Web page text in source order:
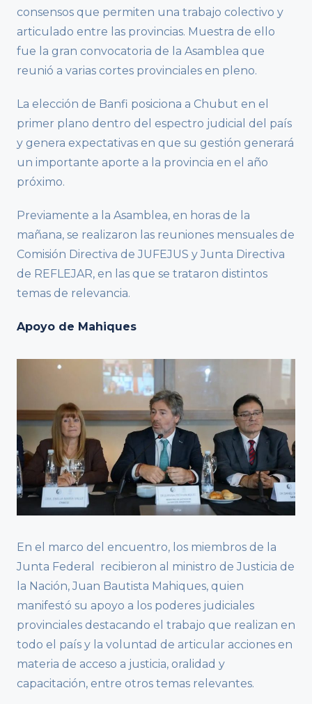
consensos que permiten una trabajo colectivo y
articulado entre las provincias. Muestra de ello
fue la gran convocatoria de la Asamblea que
reunió a varias cortes provinciales en pleno.
La elección de Banfi posiciona a Chubut en el
primer plano dentro del espectro judicial del país
y genera expectativas en que su gestión generará
un importante aporte a la provincia en el año
próximo.
Previamente a la Asamblea, en horas de la
mañana, se realizaron las reuniones mensuales de
Comisión Directiva de JUFEJUS y Junta Directiva
de REFLEJAR, en las que se trataron distintos
temas de relevancia.
Apoyo de Mahiques
En el marco del encuentro, los miembros de la
Junta Federal recibieron al ministro de Justicia de
la Nación, Juan Bautista Mahiques, quien
manifestó su apoyo a los poderes judiciales
provinciales destacando el trabajo que realizan en
todo el país y la voluntad de articular acciones en
materia de acceso a justicia, oralidad y
capacitación, entre otros temas relevantes.